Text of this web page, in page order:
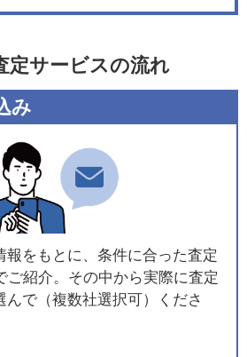
定サービスの流れ
み
報をもとに、条件に合った査定
ご紹介。その中から実際に査定
んで（複数社選択可）くださ